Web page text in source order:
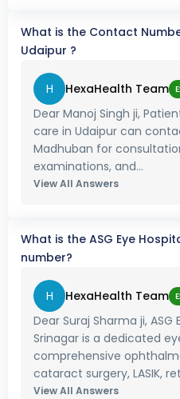
What is the Contact
Udaipur ?
H HexaHealth Team
Dear Manoj Singh ji,
care in Udaipur can
Madhuban for
examinations, and...
View All Answers
What is the ASG Eye
number?
H HexaHealth Team
Dear Suraj Sharma ji,
Srinagar is a dedicated
comprehensive
cataract surgery, LASIK,
View All Answers